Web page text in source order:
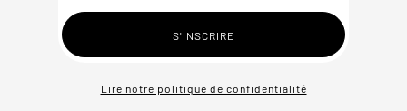
Lire notre politique de confidentialité